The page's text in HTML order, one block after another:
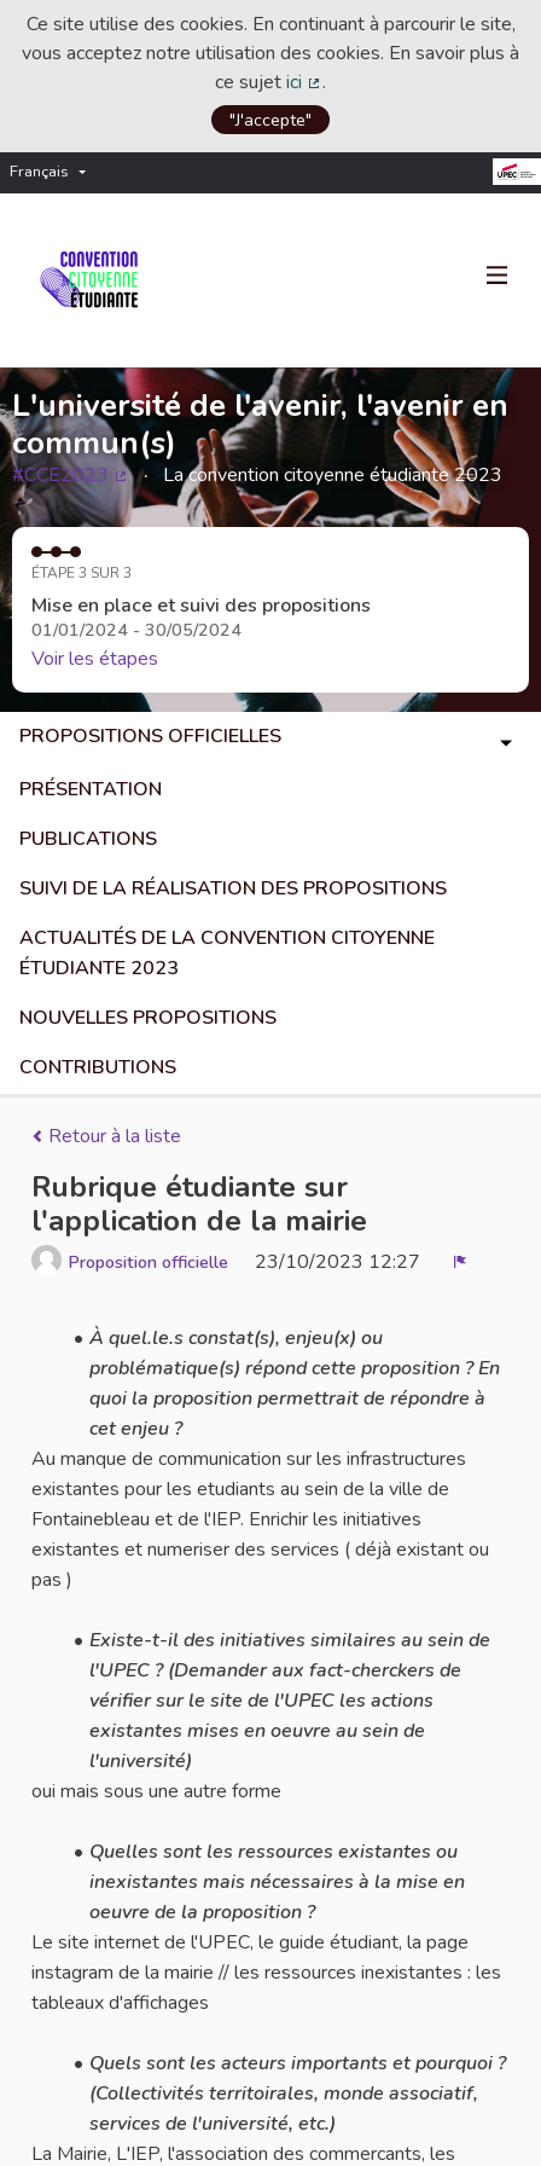
Ce site utilise des cookies. En continuant à parcourir le site,
vous acceptez notre utilisation des cookies. En savoir plus à
ce sujetici
(Lien externe)
.
"J'accepte"
Français Choisir la langue
L'université de l'avenir, l'avenir en
commun(s)
#CCE2023
(Lien externe)
La convention citoyenne étudiante 2023
ÉTAPE 3 SUR 3
Mise en place et suivi des propositions
01/01/2024 - 30/05/2024
Voir les étapes
PROPOSITIONS OFFICIELLES
PRÉSENTATION
PUBLICATIONS
SUIVI DE LA RÉALISATION DES PROPOSITIONS
ACTUALITÉS DE LA CONVENTION CITOYENNE
ÉTUDIANTE 2023
NOUVELLES PROPOSITIONS
CONTRIBUTIONS
Retour à la liste
Rubrique étudiante sur
l'application de la mairie
Proposition officielle 23/10/2023 12:27
À quel.le.s constat(s), enjeu(x) ou
problématique(s) répond cette proposition ? En
quoi la proposition permettrait de répondre à
cet enjeu ?
Au manque de communication sur les infrastructures
existantes pour les etudiants au sein de la ville de
Fontainebleau et de l'IEP. Enrichir les initiatives
existantes et numeriser des services ( déjà existant ou
pas )
Existe-t-il des initiatives similaires au sein de
l'UPEC ? (Demander aux fact-cherckers de
vérifier sur le site de l'UPEC les actions
existantes mises en oeuvre au sein de
l'université)
oui mais sous une autre forme
Quelles sont les ressources existantes ou
inexistantes mais nécessaires à la mise en
oeuvre de la proposition ?
Le site internet de l'UPEC, le guide étudiant, la page
instagram de la mairie // les ressources inexistantes : les
tableaux d'affichages
Quels sont les acteurs importants et pourquoi ?
(Collectivités territoirales, monde associatif,
services de l'université, etc.)
La Mairie, L'IEP, l'association des commercants, les